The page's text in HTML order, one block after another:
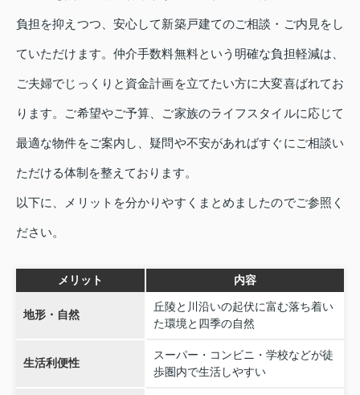
負担を抑えつつ、安心して新築戸建てのご相談・ご内見をし
ていただけます。仲介手数料無料という明確な負担軽減は、
ご夫婦でじっくりと資金計画を立てたい方に大変喜ばれてお
ります。ご希望やご予算、ご家族のライフスタイルに応じて
最適な物件をご案内し、疑問や不安があればすぐにご相談い
ただける体制を整えております。
以下に、メリットを分かりやすくまとめましたのでご参照く
ださい。
メリット 内容
地形・自然
丘陵と川沿いの起伏に富む落ち着い
た環境と四季の自然
生活利便性
スーパー・コンビニ・学校などが徒
歩圏内で生活しやすい